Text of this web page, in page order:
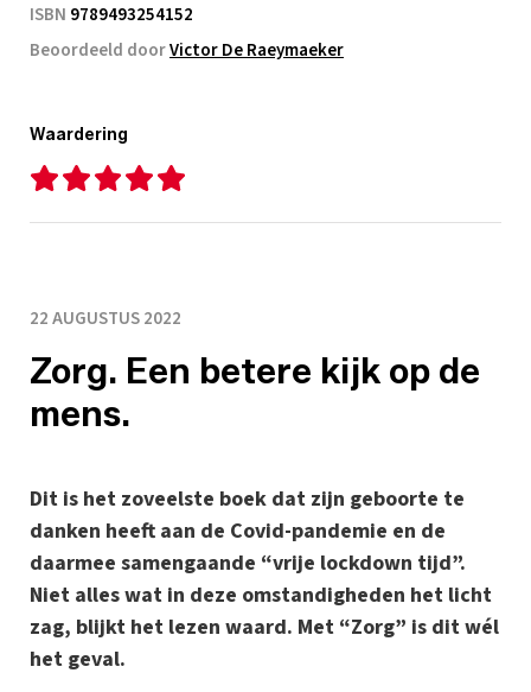
ISBN 9789493254152
Beoordeeld doorVictor De Raeymaeker
Waardering
22 AUGUSTUS 2022
Zorg. Een betere kijk op de
mens.
Dit is het zoveelste boek dat zijn geboorte te
danken heeft aan de Covid-pandemie en de
daarmee samengaande “vrije lockdown tijd”.
Niet alles wat in deze omstandigheden het licht
zag, blijkt het lezen waard. Met “Zorg” is dit wél
het geval.